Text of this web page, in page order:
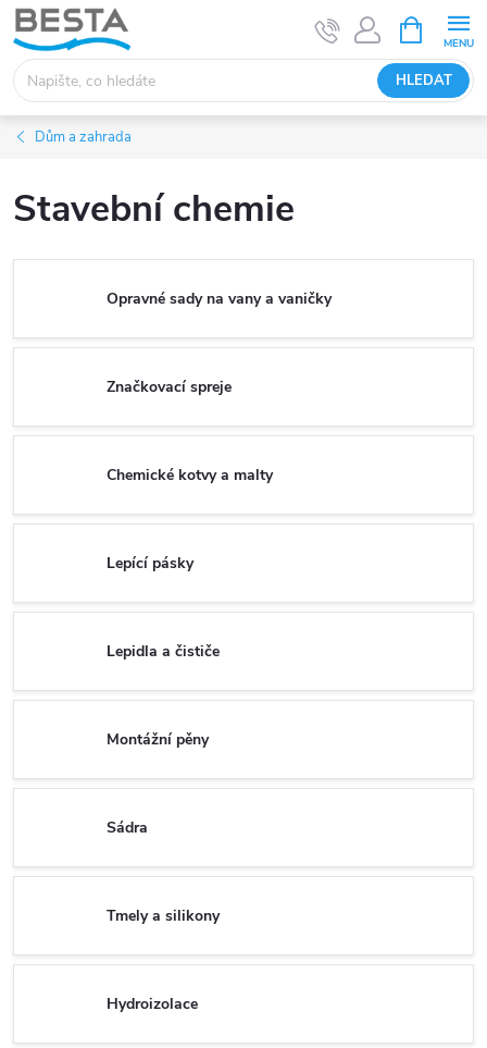
Přejít
na
obsah
HLEDAT
NÁKUPNÍ
KOŠÍK
Dům a zahrada
Stavební chemie
Opravné sady na vany a vaničky
Značkovací spreje
Chemické kotvy a malty
Lepící pásky
Lepidla a čističe
Montážní pěny
Sádra
Tmely a silikony
Hydroizolace